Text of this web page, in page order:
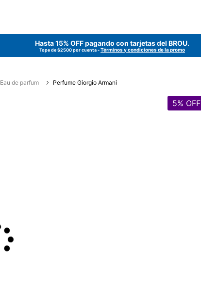
Hasta 15% OFF pagando con tarjetas del BROU.
Tope de $2500 por cuenta -Términos y condiciones de la promo
Eau de parfum Perfume Giorgio Armani
5% OFF